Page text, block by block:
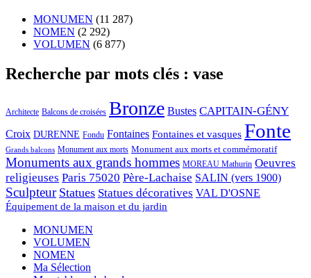
MONUMEN (11 287)
NOMEN (2 292)
VOLUMEN (6 877)
Recherche par mots clés : vase
Architecte Balcons de croisées Bronze Bustes CAPITAIN-GÉNY
Croix DURENNE Fondu Fontaines Fontaines et vasques Fonte
Grands balcons Monument aux morts Monument aux morts et commémoratif
Monuments aux grands hommes MOREAU Mathurin Oeuvres
religieuses Paris 75020 Père-Lachaise SALIN (vers 1900)
Sculpteur Statues Statues décoratives VAL D'OSNE
Équipement de la maison et du jardin
MONUMEN
VOLUMEN
NOMEN
Ma Sélection